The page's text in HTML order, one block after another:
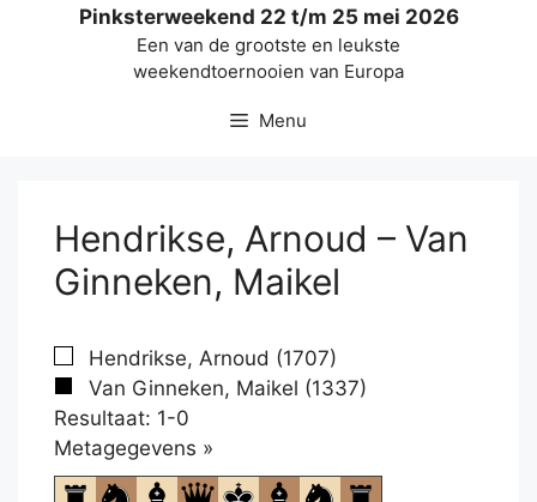
Pinksterweekend 22 t/m 25 mei 2026
Een van de grootste en leukste
weekendtoernooien van Europa
Menu
Hendrikse, Arnoud – Van
Ginneken, Maikel
Hendrikse, Arnoud (1707)
Van Ginneken, Maikel (1337)
Resultaat: 1-0
Metagegevens »
om